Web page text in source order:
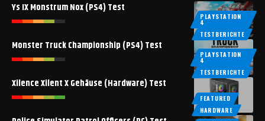
PLAYSTATION
4
TESTBERICHTE
Ys IX Monstrum Nox (PS4) Test
PLAYSTATION
4
TESTBERICHTE
Monster Truck Championship (PS4) Test
FEATURED
HARDWARE
Xilence Xilent X Gehäuse (Hardware) Test